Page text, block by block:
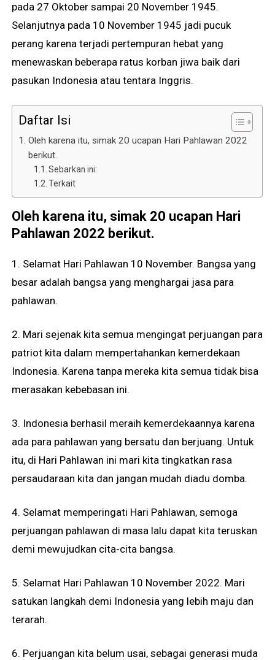
pada 27 Oktober sampai 20 November 1945.
Selanjutnya pada 10 November 1945 jadi pucuk
perang karena terjadi pertempuran hebat yang
menewaskan beberapa ratus korban jiwa baik dari
pasukan Indonesia atau tentara Inggris.
Daftar Isi
Oleh karena itu, simak 20 ucapan Hari Pahlawan 2022
berikut.
Sebarkan ini:
Terkait
Oleh karena itu, simak 20 ucapan Hari
Pahlawan 2022 berikut.
1. Selamat Hari Pahlawan 10 November. Bangsa yang
besar adalah bangsa yang menghargai jasa para
pahlawan.
2. Mari sejenak kita semua mengingat perjuangan para
patriot kita dalam mempertahankan kemerdekaan
Indonesia. Karena tanpa mereka kita semua tidak bisa
merasakan kebebasan ini.
3. Indonesia berhasil meraih kemerdekaannya karena
ada para pahlawan yang bersatu dan berjuang. Untuk
itu, di Hari Pahlawan ini mari kita tingkatkan rasa
persaudaraan kita dan jangan mudah diadu domba.
4. Selamat memperingati Hari Pahlawan, semoga
perjuangan pahlawan di masa lalu dapat kita teruskan
demi mewujudkan cita-cita bangsa.
5. Selamat Hari Pahlawan 10 November 2022. Mari
satukan langkah demi Indonesia yang lebih maju dan
terarah.
6. Perjuangan kita belum usai, sebagai generasi muda